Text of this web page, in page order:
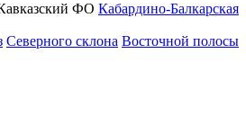
ФО Кабардино-Балкарская
Северного склона Восточной полосы